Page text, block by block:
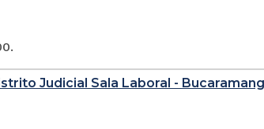
Judicial Sala Laboral -